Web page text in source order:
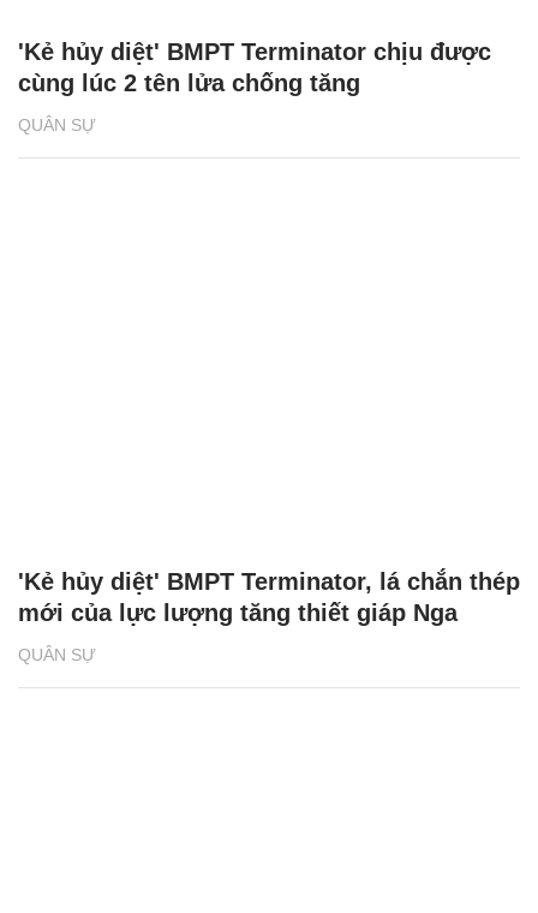
QUÂN SỰ
'Kẻ hủy diệt' BMPT Terminator chịu được
cùng lúc 2 tên lửa chống tăng
QUÂN SỰ
'Kẻ hủy diệt' BMPT Terminator, lá chắn thép
mới của lực lượng tăng thiết giáp Nga